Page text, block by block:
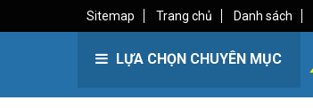
Sitemap Trang chủ Danh sách
LỰA CHỌN CHUYÊN MỤC